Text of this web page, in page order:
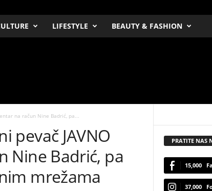
LIFESTYLE BEAUTY & FASHION
na račun Nine Badrić, pa...
pevač JAVNO
Nine Badrić, pa
mrežama
PRATITE NAS
15,000
37,000